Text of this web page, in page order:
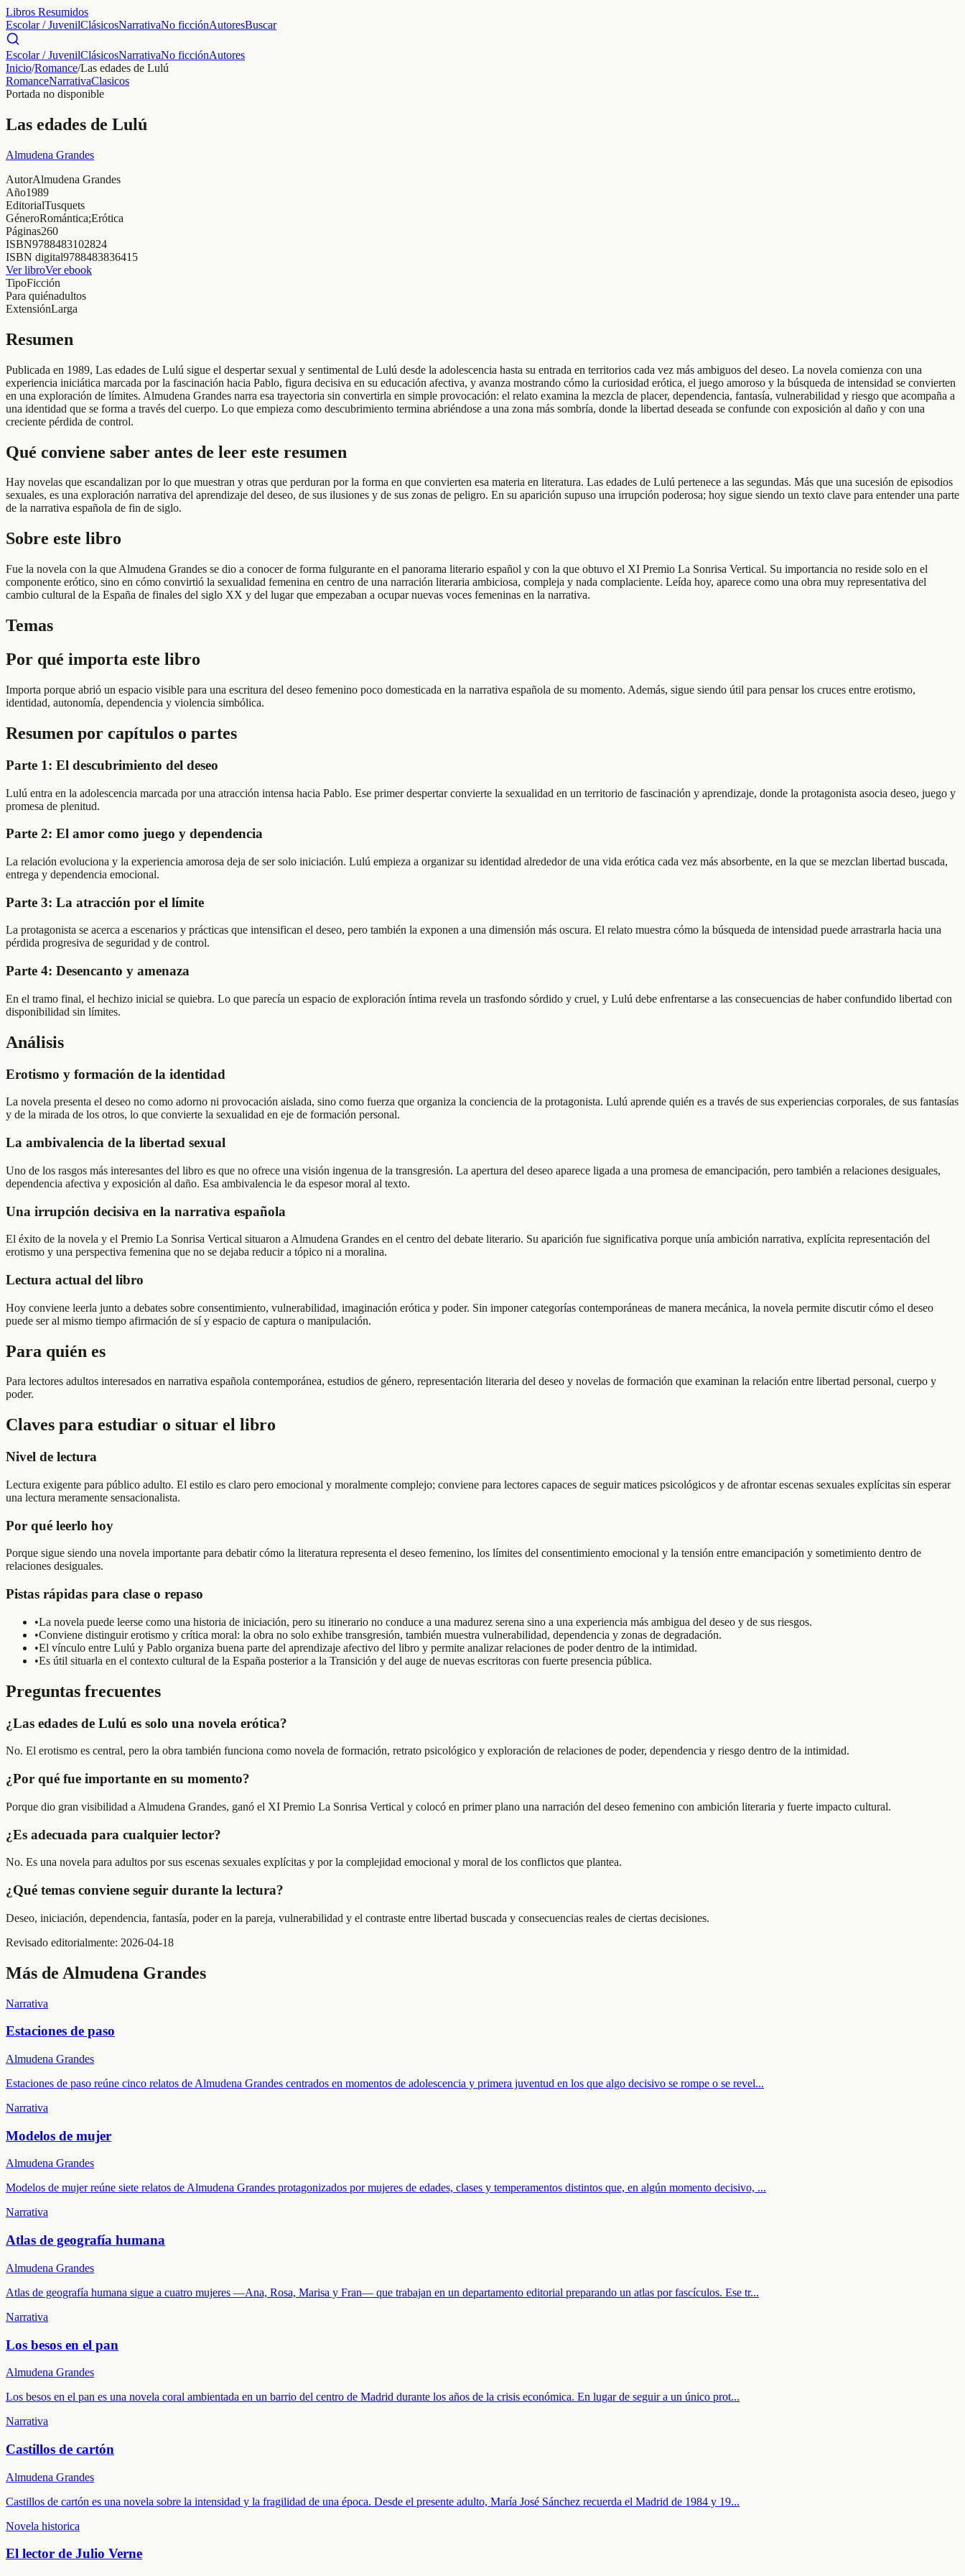
Libros Resumidos
Escolar / JuvenilClásicosNarrativaNo ficciónAutoresBuscar
Escolar / JuvenilClásicosNarrativaNo ficciónAutores
Inicio/Romance/Las edades de Lulú
RomanceNarrativaClasicos
Portada no disponible
Las edades de Lulú
Almudena Grandes
AutorAlmudena Grandes
Año1989
EditorialTusquets
GéneroRomántica;Erótica
Páginas260
ISBN9788483102824
ISBN digital9788483836415
Ver libroVer ebook
TipoFicción
Para quiénadultos
ExtensiónLarga
Resumen
Publicada en 1989, Las edades de Lulú sigue el despertar sexual y sentimental de Lulú desde la adolescencia hasta su entrada en territorios cada vez más ambiguos del deseo. La novela comienza con una
experiencia iniciática marcada por la fascinación hacia Pablo, figura decisiva en su educación afectiva, y avanza mostrando cómo la curiosidad erótica, el juego amoroso y la búsqueda de intensidad se convierten
en una exploración de límites. Almudena Grandes narra esa trayectoria sin convertirla en simple provocación: el relato examina la mezcla de placer, dependencia, fantasía, vulnerabilidad y riesgo que acompaña a
una identidad que se forma a través del cuerpo. Lo que empieza como descubrimiento termina abriéndose a una zona más sombría, donde la libertad deseada se confunde con exposición al daño y con una
creciente pérdida de control.
Qué conviene saber antes de leer este resumen
Hay novelas que escandalizan por lo que muestran y otras que perduran por la forma en que convierten esa materia en literatura. Las edades de Lulú pertenece a las segundas. Más que una sucesión de episodios
sexuales, es una exploración narrativa del aprendizaje del deseo, de sus ilusiones y de sus zonas de peligro. En su aparición supuso una irrupción poderosa; hoy sigue siendo un texto clave para entender una parte
de la narrativa española de fin de siglo.
Sobre este libro
Fue la novela con la que Almudena Grandes se dio a conocer de forma fulgurante en el panorama literario español y con la que obtuvo el XI Premio La Sonrisa Vertical. Su importancia no reside solo en el
componente erótico, sino en cómo convirtió la sexualidad femenina en centro de una narración literaria ambiciosa, compleja y nada complaciente. Leída hoy, aparece como una obra muy representativa del
cambio cultural de la España de finales del siglo XX y del lugar que empezaban a ocupar nuevas voces femeninas en la narrativa.
Temas
Por qué importa este libro
Importa porque abrió un espacio visible para una escritura del deseo femenino poco domesticada en la narrativa española de su momento. Además, sigue siendo útil para pensar los cruces entre erotismo,
identidad, autonomía, dependencia y violencia simbólica.
Resumen por capítulos o partes
Parte 1: El descubrimiento del deseo
Lulú entra en la adolescencia marcada por una atracción intensa hacia Pablo. Ese primer despertar convierte la sexualidad en un territorio de fascinación y aprendizaje, donde la protagonista asocia deseo, juego y
promesa de plenitud.
Parte 2: El amor como juego y dependencia
La relación evoluciona y la experiencia amorosa deja de ser solo iniciación. Lulú empieza a organizar su identidad alrededor de una vida erótica cada vez más absorbente, en la que se mezclan libertad buscada,
entrega y dependencia emocional.
Parte 3: La atracción por el límite
La protagonista se acerca a escenarios y prácticas que intensifican el deseo, pero también la exponen a una dimensión más oscura. El relato muestra cómo la búsqueda de intensidad puede arrastrarla hacia una
pérdida progresiva de seguridad y de control.
Parte 4: Desencanto y amenaza
En el tramo final, el hechizo inicial se quiebra. Lo que parecía un espacio de exploración íntima revela un trasfondo sórdido y cruel, y Lulú debe enfrentarse a las consecuencias de haber confundido libertad con
disponibilidad sin límites.
Análisis
Erotismo y formación de la identidad
La novela presenta el deseo no como adorno ni provocación aislada, sino como fuerza que organiza la conciencia de la protagonista. Lulú aprende quién es a través de sus experiencias corporales, de sus fantasías
y de la mirada de los otros, lo que convierte la sexualidad en eje de formación personal.
La ambivalencia de la libertad sexual
Uno de los rasgos más interesantes del libro es que no ofrece una visión ingenua de la transgresión. La apertura del deseo aparece ligada a una promesa de emancipación, pero también a relaciones desiguales,
dependencia afectiva y exposición al daño. Esa ambivalencia le da espesor moral al texto.
Una irrupción decisiva en la narrativa española
El éxito de la novela y el Premio La Sonrisa Vertical situaron a Almudena Grandes en el centro del debate literario. Su aparición fue significativa porque unía ambición narrativa, explícita representación del
erotismo y una perspectiva femenina que no se dejaba reducir a tópico ni a moralina.
Lectura actual del libro
Hoy conviene leerla junto a debates sobre consentimiento, vulnerabilidad, imaginación erótica y poder. Sin imponer categorías contemporáneas de manera mecánica, la novela permite discutir cómo el deseo
puede ser al mismo tiempo afirmación de sí y espacio de captura o manipulación.
Para quién es
Para lectores adultos interesados en narrativa española contemporánea, estudios de género, representación literaria del deseo y novelas de formación que examinan la relación entre libertad personal, cuerpo y
poder.
Claves para estudiar o situar el libro
Nivel de lectura
Lectura exigente para público adulto. El estilo es claro pero emocional y moralmente complejo; conviene para lectores capaces de seguir matices psicológicos y de afrontar escenas sexuales explícitas sin esperar
una lectura meramente sensacionalista.
Por qué leerlo hoy
Porque sigue siendo una novela importante para debatir cómo la literatura representa el deseo femenino, los límites del consentimiento emocional y la tensión entre emancipación y sometimiento dentro de
relaciones desiguales.
Pistas rápidas para clase o repaso
•La novela puede leerse como una historia de iniciación, pero su itinerario no conduce a una madurez serena sino a una experiencia más ambigua del deseo y de sus riesgos.
•Conviene distinguir erotismo y crítica moral: la obra no solo exhibe transgresión, también muestra vulnerabilidad, dependencia y zonas de degradación.
•El vínculo entre Lulú y Pablo organiza buena parte del aprendizaje afectivo del libro y permite analizar relaciones de poder dentro de la intimidad.
•Es útil situarla en el contexto cultural de la España posterior a la Transición y del auge de nuevas escritoras con fuerte presencia pública.
Preguntas frecuentes
¿Las edades de Lulú es solo una novela erótica?
No. El erotismo es central, pero la obra también funciona como novela de formación, retrato psicológico y exploración de relaciones de poder, dependencia y riesgo dentro de la intimidad.
¿Por qué fue importante en su momento?
Porque dio gran visibilidad a Almudena Grandes, ganó el XI Premio La Sonrisa Vertical y colocó en primer plano una narración del deseo femenino con ambición literaria y fuerte impacto cultural.
¿Es adecuada para cualquier lector?
No. Es una novela para adultos por sus escenas sexuales explícitas y por la complejidad emocional y moral de los conflictos que plantea.
¿Qué temas conviene seguir durante la lectura?
Deseo, iniciación, dependencia, fantasía, poder en la pareja, vulnerabilidad y el contraste entre libertad buscada y consecuencias reales de ciertas decisiones.
Revisado editorialmente: 2026-04-18
Más de Almudena Grandes
Narrativa
Estaciones de paso
Almudena Grandes
Estaciones de paso reúne cinco relatos de Almudena Grandes centrados en momentos de adolescencia y primera juventud en los que algo decisivo se rompe o se revel...
Narrativa
Modelos de mujer
Almudena Grandes
Modelos de mujer reúne siete relatos de Almudena Grandes protagonizados por mujeres de edades, clases y temperamentos distintos que, en algún momento decisivo, ...
Narrativa
Atlas de geografía humana
Almudena Grandes
Atlas de geografía humana sigue a cuatro mujeres —Ana, Rosa, Marisa y Fran— que trabajan en un departamento editorial preparando un atlas por fascículos. Ese tr...
Narrativa
Los besos en el pan
Almudena Grandes
Los besos en el pan es una novela coral ambientada en un barrio del centro de Madrid durante los años de la crisis económica. En lugar de seguir a un único prot...
Narrativa
Castillos de cartón
Almudena Grandes
Castillos de cartón es una novela sobre la intensidad y la fragilidad de una época. Desde el presente adulto, María José Sánchez recuerda el Madrid de 1984 y 19...
Novela historica
El lector de Julio Verne